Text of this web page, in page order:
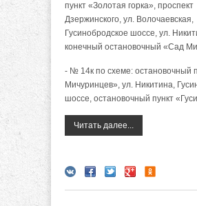
пункт «Золотая горка», проспект
Дзержинского, ул. Волочаевская,
Гусинобродское шоссе, ул.
конечный остановочный «Сад
- № 14к по схеме: остановочный
Мичуринцев», ул. Никитина,
шоссе, остановочный пункт
Читать далее...